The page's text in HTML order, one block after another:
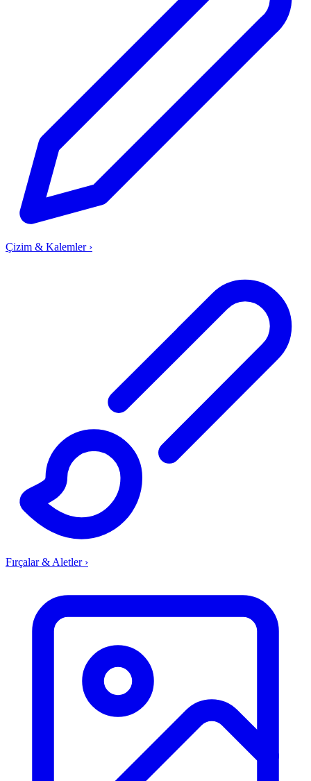
Çizim & Kalemler ›
Fırçalar & Aletler ›